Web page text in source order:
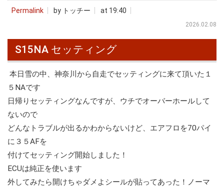
Permalink by トッチー at 19:40
2026.02.08
S15NA セッティング
本日雪の中、神奈川から自走でセッティングに来て頂いた１
５NAです
日帰りセッティングなんですが、ウチでオーバーホールして
ないので
どんなトラブルが出るかわからないけど、エアフロを70パイ
に３５AFを
付けてセッティング開始しました！
ECUは純正を使います
外してみたら開けちゃダメよシールが貼ってあった！ノーマ